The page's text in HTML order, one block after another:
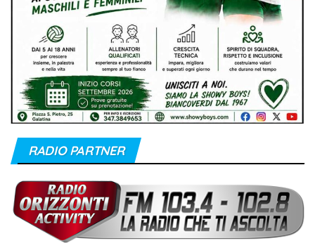
RADIO PARTNER